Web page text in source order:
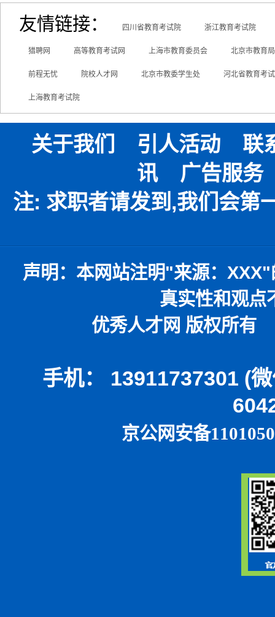
友情链接： 四川省教育考试院 浙江教育考试院
猎聘网 高等教育考试网 上海市教育委员会 北京市教育局
前程无忧 院校人才网 北京市教委学生处 河北省教育考
上海教育考试院
关于我们 引人活动
联
讯
广告服务
注: 求职者请发到,我们会第
声明：本网站注明"来源： XXX"
真实性和观点
优秀人才网 版权所有 本网
手机： 13911737301 (
京公网安备